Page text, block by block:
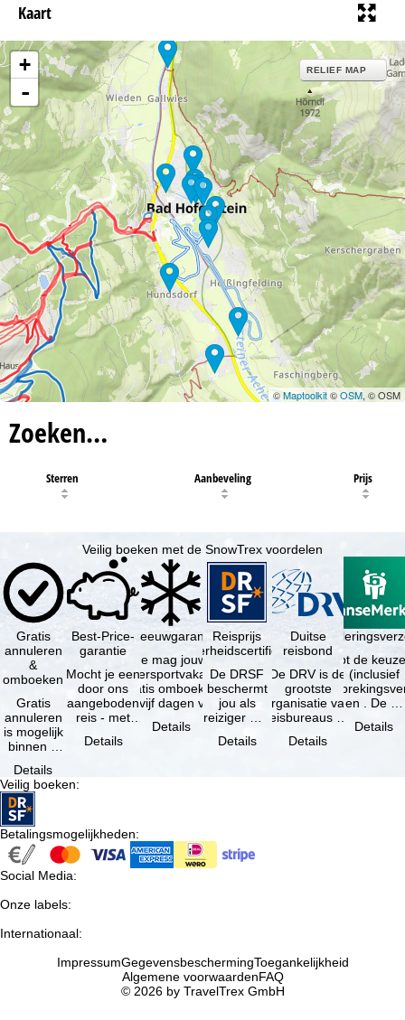
Kaart
+
-
RELIEF MAP
©Maptoolkit©OSM, © OSM
Zoeken…
Sterren Aanbeveling Prijs
Veilig boeken met de SnowTrex voordelen
Gratis
annuleren
&
omboeken
Gratis
annuleren
is mogelijk
binnen 5
de
boeking,
als jouw
vakantie …
Details
Best-Price-
garantie
Mocht je een
door ons
aangeboden
reis - met
beschikbaarheid
Details
Sneeuwgarantie
Je mag jouw
wintersportvakantie
gratis omboeken
als vijf dagen voor
Details
Reisprijs
zekerheidscertificaat
De DRSF
beschermt
jou als
reiziger met
pakketreis
Details
Duitse
reisbond
De DRV is de
grootste
organisatie van
reisbureaus en
in Duitsland. …
Details
Je hebt de
(inclusief
en . De …
Details
Veilig boeken:
Betalingsmogelijkheden:
Social Media:
Onze labels:
Internationaal:
ImpressumGegevensbeschermingToegankelijkheid
Algemene voorwaardenFAQ
© 2026 by TravelTrex GmbH